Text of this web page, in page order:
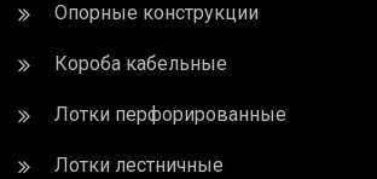
Опорные конструкции
Короба кабельные
Лотки перфорированные
Лотки лестничные